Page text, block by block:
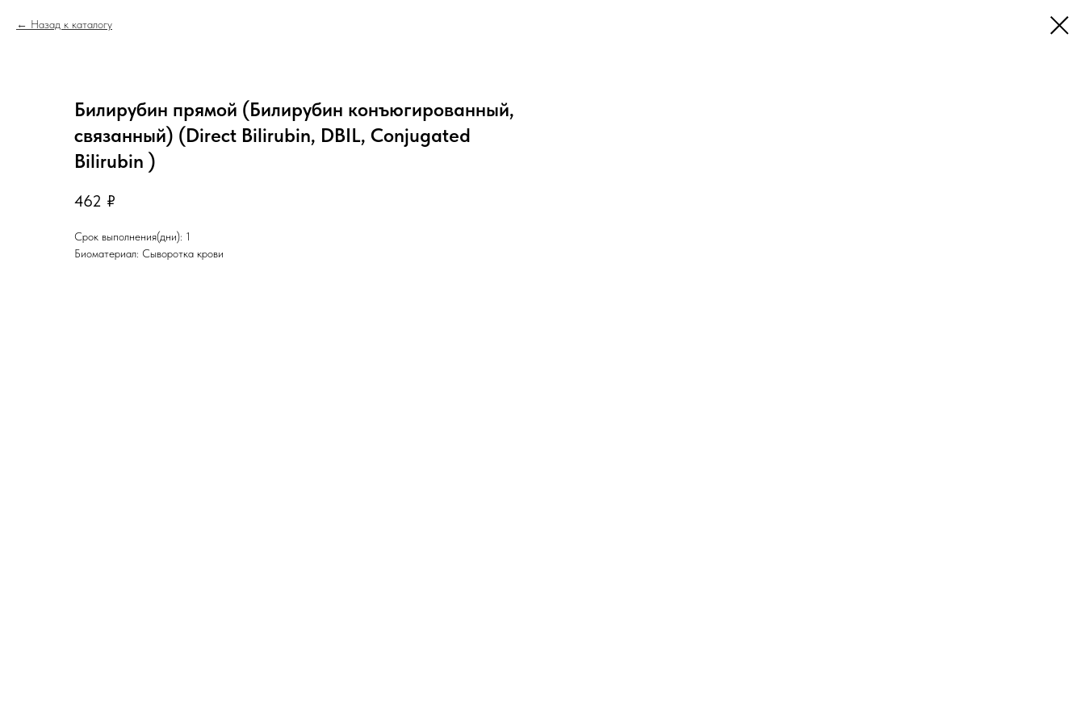
Назад к каталогу
Билирубин прямой (Билирубин конъюгированный,
связанный) (Direct Bilirubin, DBIL, Conjugated
Bilirubin )
462 ₽
Срок выполнения(дни): 1
Биоматериал: Сыворотка крови